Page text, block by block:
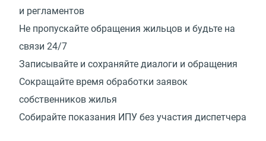
и регламентов
Не пропускайте обращения жильцов и будьте на
связи 24/7
Записывайте и сохраняйте диалоги и обращения
Сокращайте время обработки заявок
собственников жилья
Собирайте показания ИПУ без участия диспетчера